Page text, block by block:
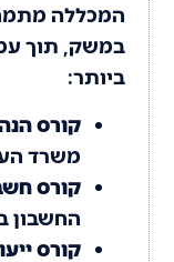
המכללה
במשק, תוך
ביותר:
קורס
משרד
קורס
החשבון
קורס